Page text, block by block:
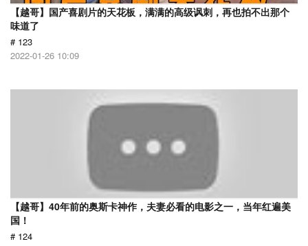
【越哥】国产喜剧片的天花板，满满的高级讽刺，再也拍不出那个
味道了
# 123
2022-01-26 10:09
【越哥】40年前的奥斯卡神作，夫妻必看的电影之一，当年红遍美
国！
# 124